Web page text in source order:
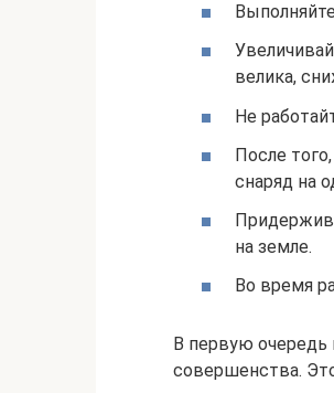
велика,
Не
После
снаряд на
на земле.
Во время
В первую очередь
совершенства.